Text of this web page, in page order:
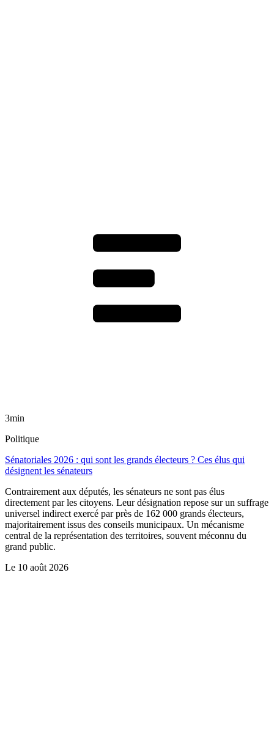
3min
Politique
Sénatoriales 2026 : qui sont les grands électeurs ? Ces élus qui
désignent les sénateurs
Contrairement aux députés, les sénateurs ne sont pas élus
directement par les citoyens. Leur désignation repose sur un suffrage
universel indirect exercé par près de 162 000 grands électeurs,
majoritairement issus des conseils municipaux. Un mécanisme
central de la représentation des territoires, souvent méconnu du
grand public.
Le 10 août 2026